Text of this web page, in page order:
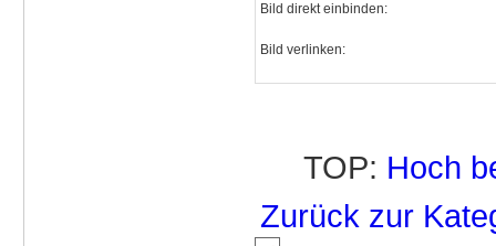
Bild direkt einbinden:
Bild verlinken:
TOP: Hoch
Zurück zur